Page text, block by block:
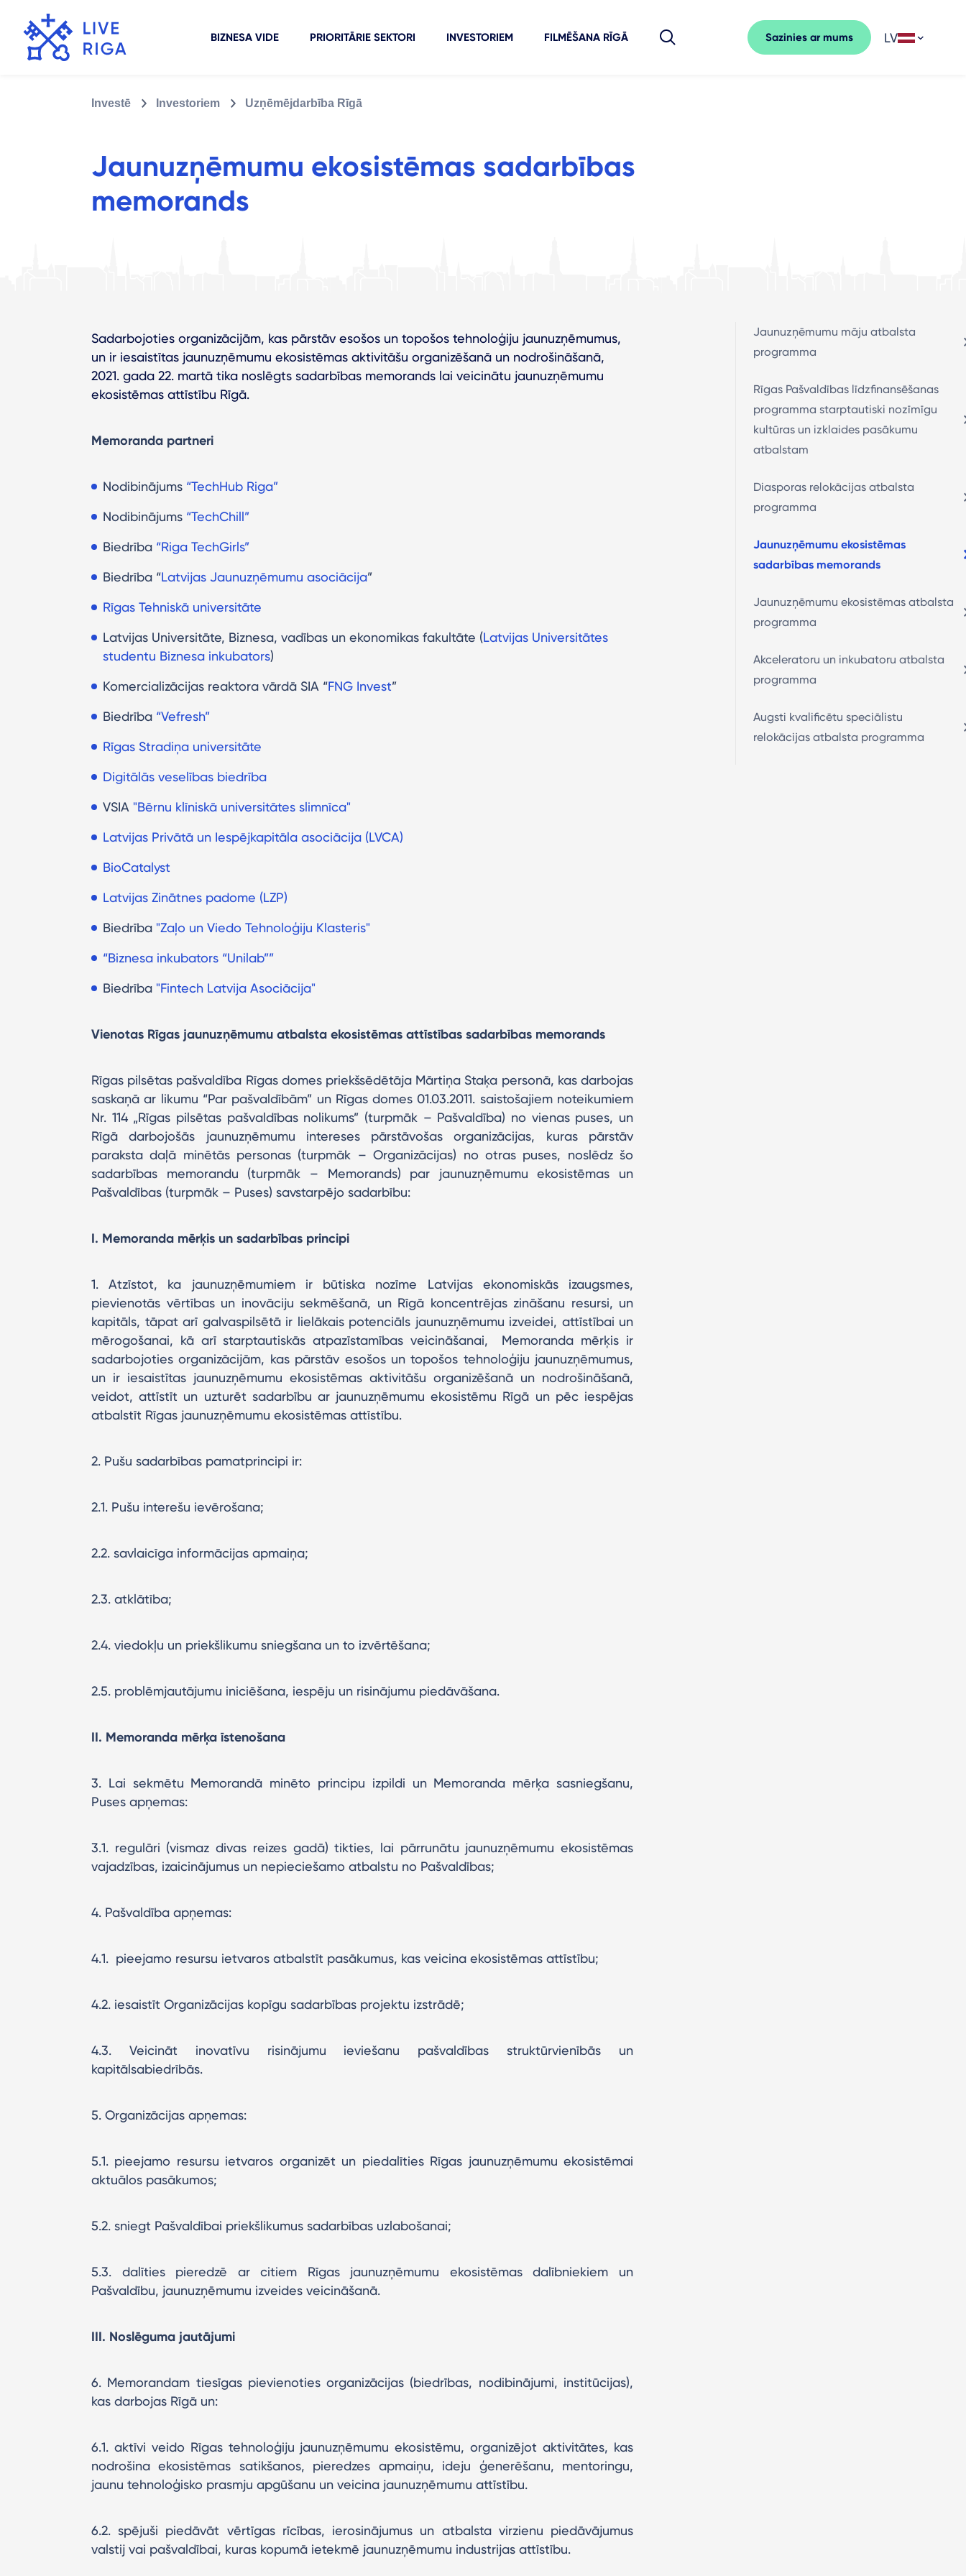
BIZNESA VIDE PRIORITĀRIE SEKTORI INVESTORIEM FILMĒŠANA RĪGĀ Sazinies ar mums LV
Investē Investoriem Uzņēmējdarbība Rīgā
Jaunuzņēmumu ekosistēmas sadarbības
memorands
Jaunuzņēmumu māju atbalsta
programma
Rīgas Pašvaldības līdzfinansēšanas
programma starptautiski nozīmīgu
kultūras un izklaides pasākumu
atbalstam
Diasporas relokācijas atbalsta
programma
Jaunuzņēmumu ekosistēmas
sadarbības memorands
Jaunuzņēmumu ekosistēmas atbalsta
programma
Akceleratoru un inkubatoru atbalsta
programma
Augsti kvalificētu speciālistu
relokācijas atbalsta programma
Sadarbojoties organizācijām, kas pārstāv esošos un topošos tehnoloģiju jaunuzņēmumus,
un ir iesaistītas jaunuzņēmumu ekosistēmas aktivitāšu organizēšanā un nodrošināšanā,
2021. gada 22. martā tika noslēgts sadarbības memorands lai veicinātu jaunuzņēmumu
ekosistēmas attīstību Rīgā.
Memoranda partneri
Nodibinājums “TechHub Riga”
Nodibinājums “TechChill”
Biedrība “Riga TechGirls”
Biedrība “Latvijas Jaunuzņēmumu asociācija”
Rīgas Tehniskā universitāte
Latvijas Universitāte, Biznesa, vadības un ekonomikas fakultāte (Latvijas Universitātes
studentu Biznesa inkubators)
Komercializācijas reaktora vārdā SIA “FNG Invest”
Biedrība “Vefresh”
Rīgas Stradiņa universitāte
Digitālās veselības biedrība
VSIA "Bērnu klīniskā universitātes slimnīca"
Latvijas Privātā un Iespējkapitāla asociācija (LVCA)
BioCatalyst
Latvijas Zinātnes padome (LZP)
Biedrība "Zaļo un Viedo Tehnoloģiju Klasteris"
“Biznesa inkubators “Unilab””
Biedrība "Fintech Latvija Asociācija"
Vienotas Rīgas jaunuzņēmumu atbalsta ekosistēmas attīstības sadarbības memorands
Rīgas pilsētas pašvaldība Rīgas domes priekšsēdētāja Mārtiņa Staķa personā, kas darbojas
saskaņā ar likumu “Par pašvaldībām” un Rīgas domes 01.03.2011. saistošajiem noteikumiem
Nr. 114 „Rīgas pilsētas pašvaldības nolikums” (turpmāk – Pašvaldība) no vienas puses, un
Rīgā darbojošās jaunuzņēmumu intereses pārstāvošas organizācijas, kuras pārstāv
paraksta daļā minētās personas (turpmāk – Organizācijas) no otras puses, noslēdz šo
sadarbības memorandu (turpmāk – Memorands) par jaunuzņēmumu ekosistēmas un
Pašvaldības (turpmāk – Puses) savstarpējo sadarbību:
I. Memoranda mērķis un sadarbības principi
1. Atzīstot, ka jaunuzņēmumiem ir būtiska nozīme Latvijas ekonomiskās izaugsmes,
pievienotās vērtības un inovāciju sekmēšanā, un Rīgā koncentrējas zināšanu resursi, un
kapitāls, tāpat arī galvaspilsētā ir lielākais potenciāls jaunuzņēmumu izveidei, attīstībai un
mērogošanai, kā arī starptautiskās atpazīstamības veicināšanai, Memoranda mērķis ir
sadarbojoties organizācijām, kas pārstāv esošos un topošos tehnoloģiju jaunuzņēmumus,
un ir iesaistītas jaunuzņēmumu ekosistēmas aktivitāšu organizēšanā un nodrošināšanā,
veidot, attīstīt un uzturēt sadarbību ar jaunuzņēmumu ekosistēmu Rīgā un pēc iespējas
atbalstīt Rīgas jaunuzņēmumu ekosistēmas attīstību.
2. Pušu sadarbības pamatprincipi ir:
2.1. Pušu interešu ievērošana;
2.2. savlaicīga informācijas apmaiņa;
2.3. atklātība;
2.4. viedokļu un priekšlikumu sniegšana un to izvērtēšana;
2.5. problēmjautājumu iniciēšana, iespēju un risinājumu piedāvāšana.
II. Memoranda mērķa īstenošana
3. Lai sekmētu Memorandā minēto principu izpildi un Memoranda mērķa sasniegšanu,
Puses apņemas:
3.1. regulāri (vismaz divas reizes gadā) tikties, lai pārrunātu jaunuzņēmumu ekosistēmas
vajadzības, izaicinājumus un nepieciešamo atbalstu no Pašvaldības;
4. Pašvaldība apņemas:
4.1. pieejamo resursu ietvaros atbalstīt pasākumus, kas veicina ekosistēmas attīstību;
4.2. iesaistīt Organizācijas kopīgu sadarbības projektu izstrādē;
4.3. Veicināt inovatīvu risinājumu ieviešanu pašvaldības struktūrvienībās un
kapitālsabiedrībās.
5. Organizācijas apņemas:
5.1. pieejamo resursu ietvaros organizēt un piedalīties Rīgas jaunuzņēmumu ekosistēmai
aktuālos pasākumos;
5.2. sniegt Pašvaldībai priekšlikumus sadarbības uzlabošanai;
5.3. dalīties pieredzē ar citiem Rīgas jaunuzņēmumu ekosistēmas dalībniekiem un
Pašvaldību, jaunuzņēmumu izveides veicināšanā.
III. Noslēguma jautājumi
6. Memorandam tiesīgas pievienoties organizācijas (biedrības, nodibinājumi, institūcijas),
kas darbojas Rīgā un:
6.1. aktīvi veido Rīgas tehnoloģiju jaunuzņēmumu ekosistēmu, organizējot aktivitātes, kas
nodrošina ekosistēmas satikšanos, pieredzes apmaiņu, ideju ģenerēšanu, mentoringu,
jaunu tehnoloģisko prasmju apgūšanu un veicina jaunuzņēmumu attīstību.
6.2. spējuši piedāvāt vērtīgas rīcības, ierosinājumus un atbalsta virzienu piedāvājumus
valstij vai pašvaldībai, kuras kopumā ietekmē jaunuzņēmumu industrijas attīstību.